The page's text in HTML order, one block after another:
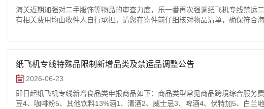
海关近期加强对二手服饰等物品的审查力度，乐一番再次强调纸飞机专线禁
有相关费用均由收件人自行承担。请您在寄件前仔细核对物品清单，确保符合
纸飞机专线特殊品限制新增品类及禁运品调整公告
2026-06-23
即日起纸飞机专线新增食品类申报商品如下：商品类型常见商品跨境综合服
豆4、咖啡粉5、其他饮料13%酒1、清酒2、威士忌3、啤酒4、伏特加5、白